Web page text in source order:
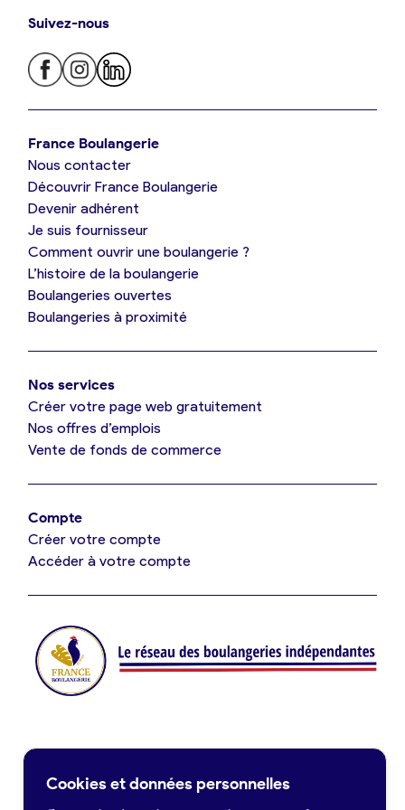
Je trouve ma boulangerie
Je suis boulanger
Je découvre France Boulangerie
Mes tarifs
Je référence ma boulangerie (gratuit)
Offres d’emploi
Je suis fournisseur
Je crée mon compte
Suivez-nous
France Boulangerie
Nous contacter
Découvrir France Boulangerie
Devenir adhérent
Je suis fournisseur
Comment ouvrir une boulangerie ?
L’histoire de la boulangerie
Boulangeries ouvertes
Boulangeries à proximité
Nos services
Créer votre page web gratuitement
Nos offres d’emplois
Vente de fonds de commerce
Compte
Créer votre compte
Accéder à votre compte
Cookies et données personnelles